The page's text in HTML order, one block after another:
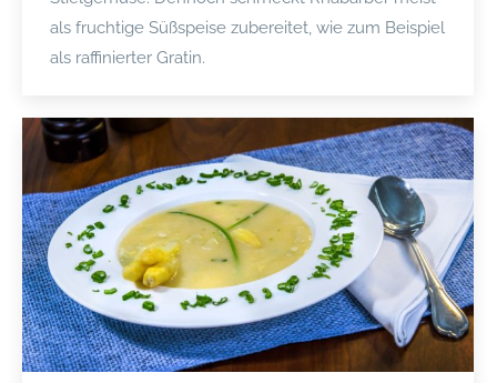
als fruchtige Süßspeise zubereitet, wie zum Beispiel
als raffinierter Gratin.